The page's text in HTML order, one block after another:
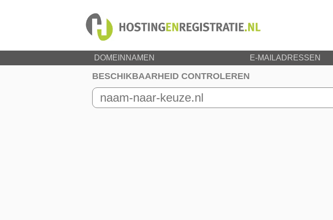
DOMEINNAMEN E-MAILADRESSEN
BESCHIKBAARHEID CONTROLEREN